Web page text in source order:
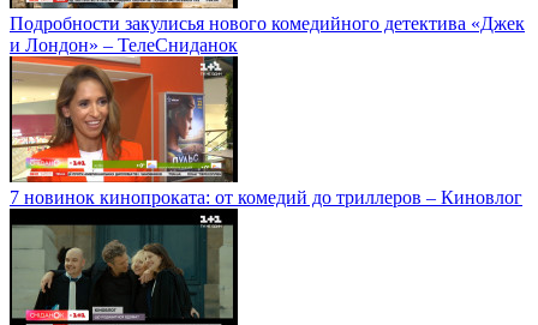
Подробности закулисья нового комедийного детектива «Джек
и Лондон» – ТелеСниданок
7 новинок кинопроката: от комедий до триллеров – Киновлог